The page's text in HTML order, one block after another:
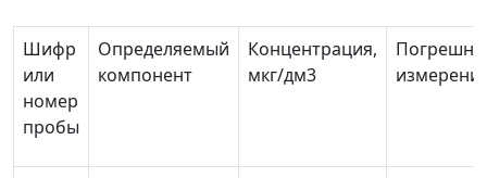
Шифр
или
номер
пробы
Определяемый
компонент
Концентрация,
мкг/дм3